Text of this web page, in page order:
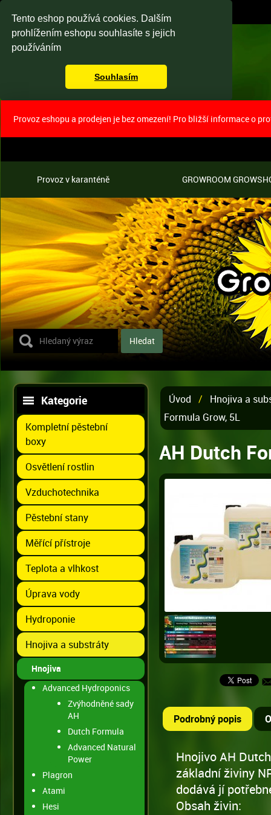
Tento eshop používá cookies. Dalším
prohlížením eshopu souhlasíte s jejich
používáním
Souhlasím
Provoz eshopu a prodejen je bez omezení! Pro bližší informace o
Provoz v karanténě GROWROOM
Kategorie
Kompletní pěstební
boxy
Osvětlení rostlin
Vzduchotechnika
Pěstební stany
Měřící přístroje
Teplota a vlhkost
Úprava vody
Hydroponie
Hnojiva a substráty
Hnojiva
Advanced Hydroponics
Zvýhodněné sady
AH
Dutch Formula
Advanced Natural
Power
Plagron
Atami
Hesi
Úvod /
Hnojiva a
Formula Grow, 5L
AH Dutch
Podrobný popis
Hnojivo AH
základní živiny
dodává jí
Obsah živin: